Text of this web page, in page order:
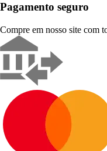
Pagamento seguro
Compre em nosso site com